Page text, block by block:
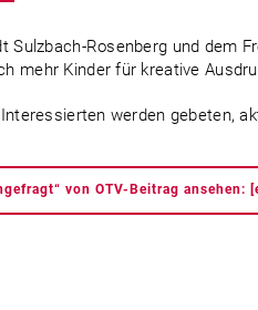
Rosenberg und dem
mehr Kinder für kreative
werden gebeten,
von OTV-Beitrag ansehen: